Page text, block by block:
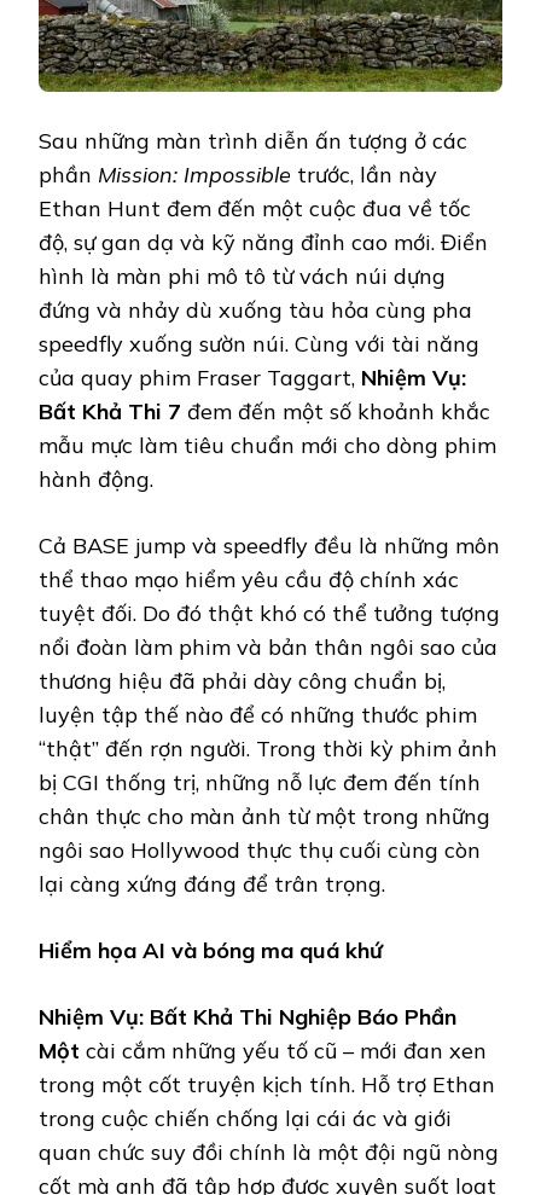
Sau những màn trình diễn ấn tượng ở các
phần Mission: Impossible trước, lần này
Ethan Hunt đem đến một cuộc đua về tốc
độ, sự gan dạ và kỹ năng đỉnh cao mới. Điển
hình là màn phi mô tô từ vách núi dựng
đứng và nhảy dù xuống tàu hỏa cùng pha
speedfly xuống sườn núi. Cùng với tài năng
của quay phim Fraser Taggart, Nhiệm Vụ:
Bất Khả Thi 7 đem đến một số khoảnh khắc
mẫu mực làm tiêu chuẩn mới cho dòng phim
hành động.
Cả BASE jump và speedfly đều là những môn
thể thao mạo hiểm yêu cầu độ chính xác
tuyệt đối. Do đó thật khó có thể tưởng tượng
nổi đoàn làm phim và bản thân ngôi sao của
thương hiệu đã phải dày công chuẩn bị,
luyện tập thế nào để có những thước phim
“thật” đến rợn người. Trong thời kỳ phim ảnh
bị CGI thống trị, những nỗ lực đem đến tính
chân thực cho màn ảnh từ một trong những
ngôi sao Hollywood thực thụ cuối cùng còn
lại càng xứng đáng để trân trọng.
Hiểm họa AI và bóng ma quá khứ
Nhiệm Vụ: Bất Khả Thi Nghiệp Báo Phần
Một cài cắm những yếu tố cũ – mới đan xen
trong một cốt truyện kịch tính. Hỗ trợ Ethan
trong cuộc chiến chống lại cái ác và giới
quan chức suy đồi chính là một đội ngũ nòng
cốt mà anh đã tập hợp được xuyên suốt loạt